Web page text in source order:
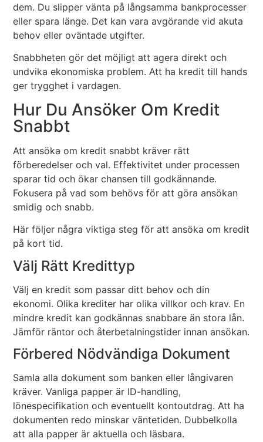
dem. Du slipper vänta på långsamma bankprocesser
eller spara länge. Det kan vara avgörande vid akuta
behov eller oväntade utgifter.
Snabbheten gör det möjligt att agera direkt och
undvika ekonomiska problem. Att ha kredit till hands
ger trygghet i vardagen.
Hur Du Ansöker Om Kredit
Snabbt
Att ansöka om kredit snabbt kräver rätt
förberedelser och val. Effektivitet under processen
sparar tid och ökar chansen till godkännande.
Fokusera på vad som behövs för att göra ansökan
smidig och snabb.
Här följer några viktiga steg för att ansöka om kredit
på kort tid.
Välj Rätt Kredittyp
Välj en kredit som passar ditt behov och din
ekonomi. Olika krediter har olika villkor och krav. En
mindre kredit kan godkännas snabbare än stora lån.
Jämför räntor och återbetalningstider innan ansökan.
Förbered Nödvändiga Dokument
Samla alla dokument som banken eller långivaren
kräver. Vanliga papper är ID-handling,
lönespecifikation och eventuellt kontoutdrag. Att ha
dokumenten redo minskar väntetiden. Dubbelkolla
att alla papper är aktuella och läsbara.